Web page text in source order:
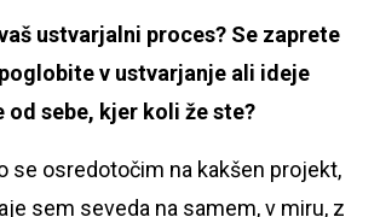
ustvarjalni proces? Se zaprete
v ustvarjanje ali ideje
od sebe, kjer koli že ste?
se osredotočim na kakšen projekt,
sem seveda na samem, v miru, z